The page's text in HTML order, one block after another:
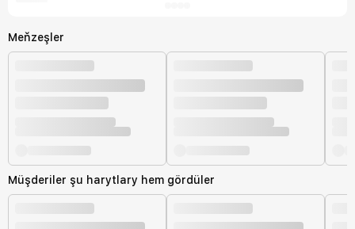
Meňzeşler
Müşderiler şu harytlary hem gördüler